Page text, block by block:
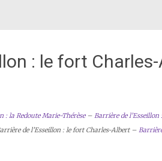
: le fort
: la Redoute Marie-Thérèse– Barrière de
de l’Esseillon : le fort Charles-Albert –